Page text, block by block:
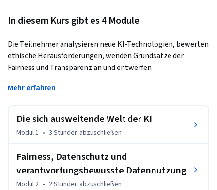
In diesem Kurs gibt es 4 Module
Die Teilnehmer analysieren neue KI-Technologien, bewerten
ethische Herausforderungen, wenden Grundsätze der
Fairness und Transparenz an und entwerfen
Innovationen fördern. Dieser umfassende Kurs vermittelt
verstehen, wie KI Branchen prägt, die Gesellschaft
Fallstudien aus der Praxis, decken Ursachen für Verzerrungen
auf, interpretieren regulatorische Anforderungen und üben
Techniken zur Erklärbarkeit, die die Rechenschaftspflicht im
Mehr erfahren
Die sich ausweitende Welt der KI
Modul 1 • 3 Stunden abzuschließen
Fairness, Datenschutz und
verantwortungsbewusste Datennutzung
Modul 2 • 2 Stunden abzuschließen